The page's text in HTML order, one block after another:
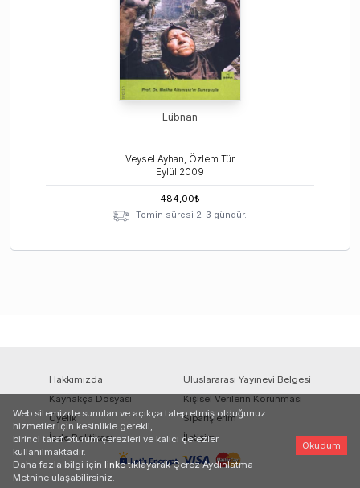
Lübnan
Veysel Ayhan, Özlem Tür
Eylül 2009
484,00₺
Temin süresi 2-3 gündür.
Hakkımızda
Uluslararası Yayınevi Belgesi
Kaynakça Dosyası
Kişisel Verilerin Korunması
Üyelik
Siparişlerim
İade Politikası
İletişim
Web sitemizde sunulan ve açıkça talep etmiş olduğunuz
hizmetler için kesinlikle gerekli,
birinci taraf oturum çerezleri ve kalıcı çerezler
kullanılmaktadır.
Daha fazla bilgi için linke tıklayarak Çerez Aydınlatma
Metnine ulaşabilirsiniz.
Okudum